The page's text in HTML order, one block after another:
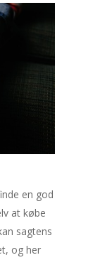
en god
at købe
sagtens
og her
i Danmark
os